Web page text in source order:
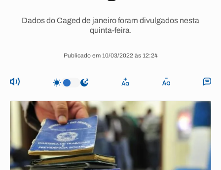
Dados do Caged de janeiro foram divulgados nesta
quinta-feira.
Publicado em 10/03/2022 às 12:24